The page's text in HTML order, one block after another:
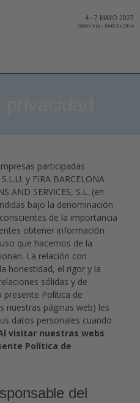
4 - 7 MAYO 2027
GRAN VIA- BARCELONA
participadas
y FIRA BARCELONA
AND SERVICES, S.L. (en
bajo la denominación
de la importancia
obtener información
que hacemos de la
La relación con
honestidad, el rigor y la
sólidas y de
presente Política de
nuestras páginas web) les
datos personales cuando
visitar nuestras webs
Política de
del